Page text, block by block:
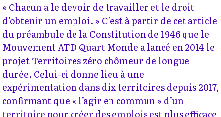
« Chacun a le devoir de travailler et le droit
d’obtenir un emploi. » C’est à partir de cet article
du préambule de la Constitution de 1946 que le
Mouvement ATD Quart Monde a lancé en 2014 le
projet Territoires zéro chômeur de longue
durée. Celui-ci donne lieu à une
expérimentation dans dix territoires depuis 2017,
confirmant que « l’agir en commun » d’un
territoire pour créer des emplois est plus efficace